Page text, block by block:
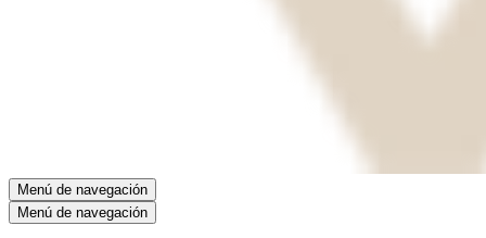
Menú de navegación
Menú de navegación